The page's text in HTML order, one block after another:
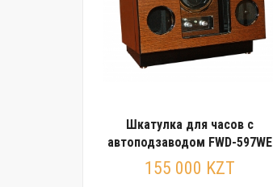
Шкатулка для часов с
автоподзаводом FWD-597WE
155 000 KZT